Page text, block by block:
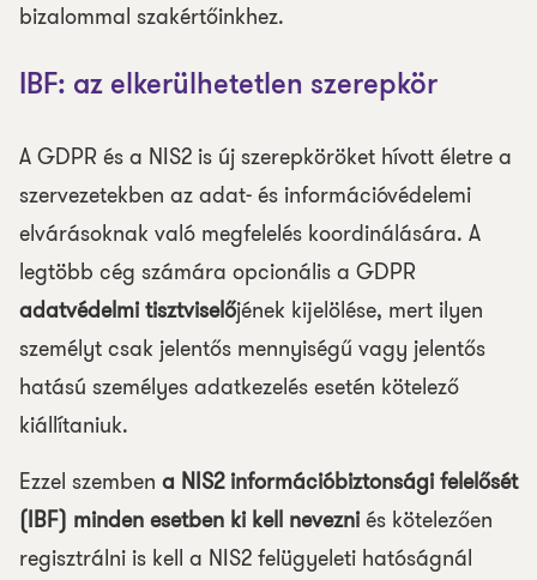
bizalommal szakértőinkhez.
IBF: az elkerülhetetlen szerepkör
A GDPR és a NIS2 is új szerepköröket hívott életre a
szervezetekben az adat- és információvédelemi
elvárásoknak való megfelelés koordinálására. A
legtöbb cég számára opcionális a GDPR
adatvédelmi tisztviselőjének kijelölése, mert ilyen
személyt csak jelentős mennyiségű vagy jelentős
hatású személyes adatkezelés esetén kötelező
kiállítaniuk.
Ezzel szemben a NIS2 információbiztonsági felelősét
(IBF) minden esetben ki kell nevezniés kötelezően
regisztrálni is kell a NIS2 felügyeleti hatóságnál